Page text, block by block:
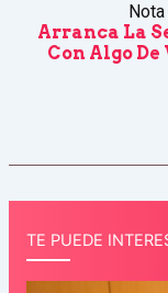
Arranca La
Con Algo
TE PUEDE